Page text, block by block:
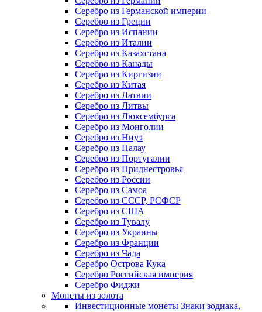
Серебро из Германской империи
Серебро из Греции
Серебро из Испании
Серебро из Италии
Серебро из Казахстана
Серебро из Канады
Серебро из Киргизии
Серебро из Китая
Серебро из Латвии
Серебро из Литвы
Серебро из Люксембурга
Серебро из Монголии
Серебро из Ниуэ
Серебро из Палау
Серебро из Португалии
Серебро из Приднестровья
Серебро из России
Серебро из Самоа
Серебро из СССР, РСФСР
Серебро из США
Серебро из Тувалу
Серебро из Украины
Серебро из Франции
Серебро из Чада
Серебро Острова Кука
Серебро Российская империя
Серебро Фиджи
Монеты из золота
Инвестиционные монеты Знаки зодиака,